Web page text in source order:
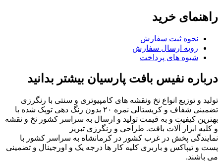
راهنمای خرید
نحوه ثبت سفارش
رویه ارسال سفارش
شیوه های پرداخت
درباره نفیس بافت پارسیان بیشتر بدانید
تولید و توزیع انواع نخ ونقشه های کامپیوتری و سنتی با رنگرزی
تضمینی شفاف و کریستالی نمره ۲۰ بدون رنگ دهی توپک شده با
بهترین کیفیت و به قیمت تولید و ارسال به سراسر کشور نخ و نقشه
و کلیه ابزار آلات بافت. طراحی و رنگرزی تبریز
نمایندگی پخش در غرب کشور در کرمانشاه به سراسر کشور با
پست و تیپاکس و باربری کلیه کار ها درجه یک و اورجینال و تضمینی
می باشند.